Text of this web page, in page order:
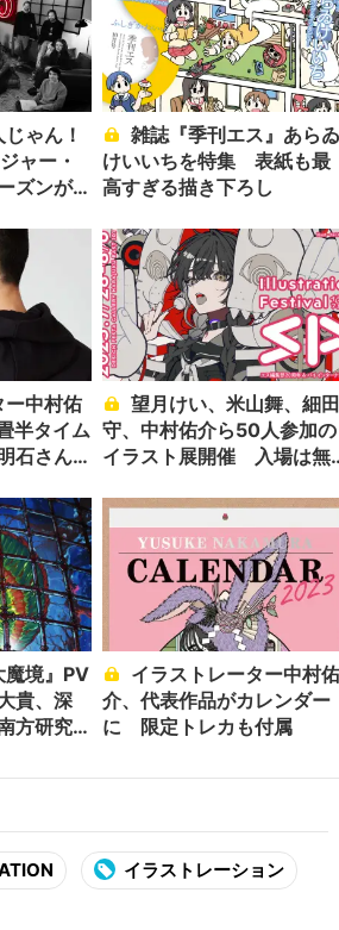
ャー・
ズンが
けいいちを特集 表紙も最
高すぎる描き下ろし
半タイム
石さん
守、中村佑介ら50人参加の
イラスト展開催 入場は無
貴、深
方研究
介、代表作品がカレンダー
に 限定トレカも付属
イラストレーション